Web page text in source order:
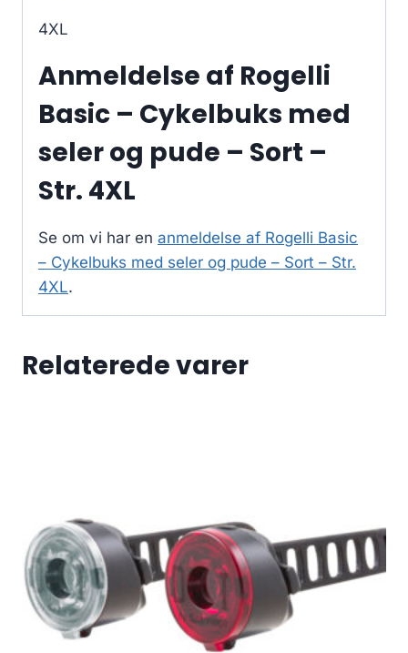
4XL
Anmeldelse af Rogelli
Basic – Cykelbuks med
seler og pude – Sort –
Str. 4XL
Se om vi har en anmeldelse af Rogelli Basic
– Cykelbuks med seler og pude – Sort – Str.
4XL.
Relaterede varer